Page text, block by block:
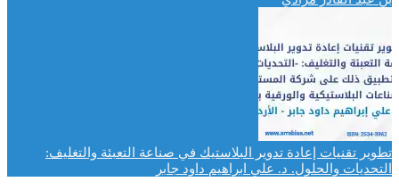
تطوير تقنيات إعادة تدوير البلاستيك في صناعة التعبئة والتغليف:
التحديات والحلول. د. علي ابراهيم داود جابر